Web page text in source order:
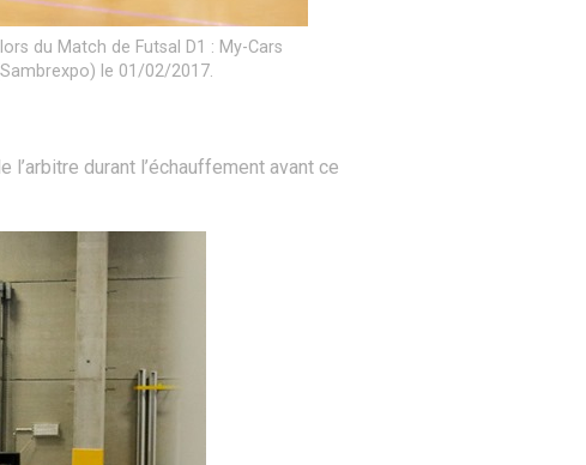
du Match de Futsal D1 : My-Cars
le 01/02/2017.
durant l’échauffement avant ce